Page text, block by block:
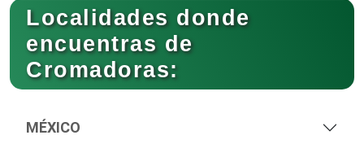
Localidades donde
encuentras de
Cromadoras:
MÉXICO